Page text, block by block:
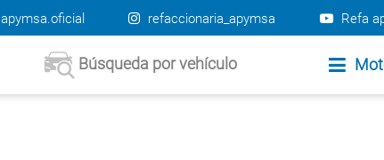
apymsa.oficial refaccionaria_apymsa Refa
Búsqueda por vehículo